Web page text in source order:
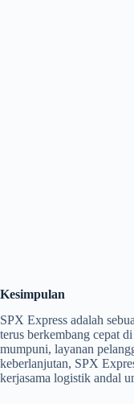
Kesimpulan
SPX Express adalah
terus berkembang cepat
mumpuni, layanan
keberlanjutan, SPX
kerjasama logistik andal